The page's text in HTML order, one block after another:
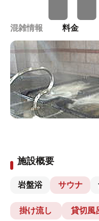
混雑情報 料金
施設概要
岩盤浴 サウナ
掛け流し 貸切風